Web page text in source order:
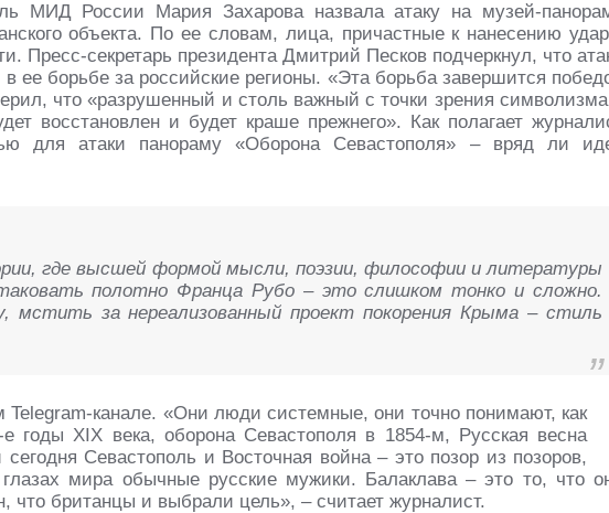
МИД России Мария Захарова назвала атаку на музей-
объекта. По ее словам, лица, причастные к нанесению
Пресс-секретарь президента Дмитрий Песков подчеркнул, что
ее борьбе за российские регионы. «Эта борьба завершится
что «разрушенный и столь важный с точки зрения
восстановлен и будет краше прежнего». Как полагает
для атаки панораму «Оборона Севастополя» – вряд ли
где высшей формой мысли, поэзии, философии и литературы
полотно Франца Рубо – это слишком тонко и сложно.
мстить за нереализованный проект покорения Крыма – стиль
канале. «Они люди системные, они точно понимают, как
годы XIX века, оборона Севастополя в 1854-м, Русская весна
Севастополь и Восточная война – это позор из позоров,
мира обычные русские мужики. Балаклава – это то, что
что британцы и выбрали цель», – считает журналист.